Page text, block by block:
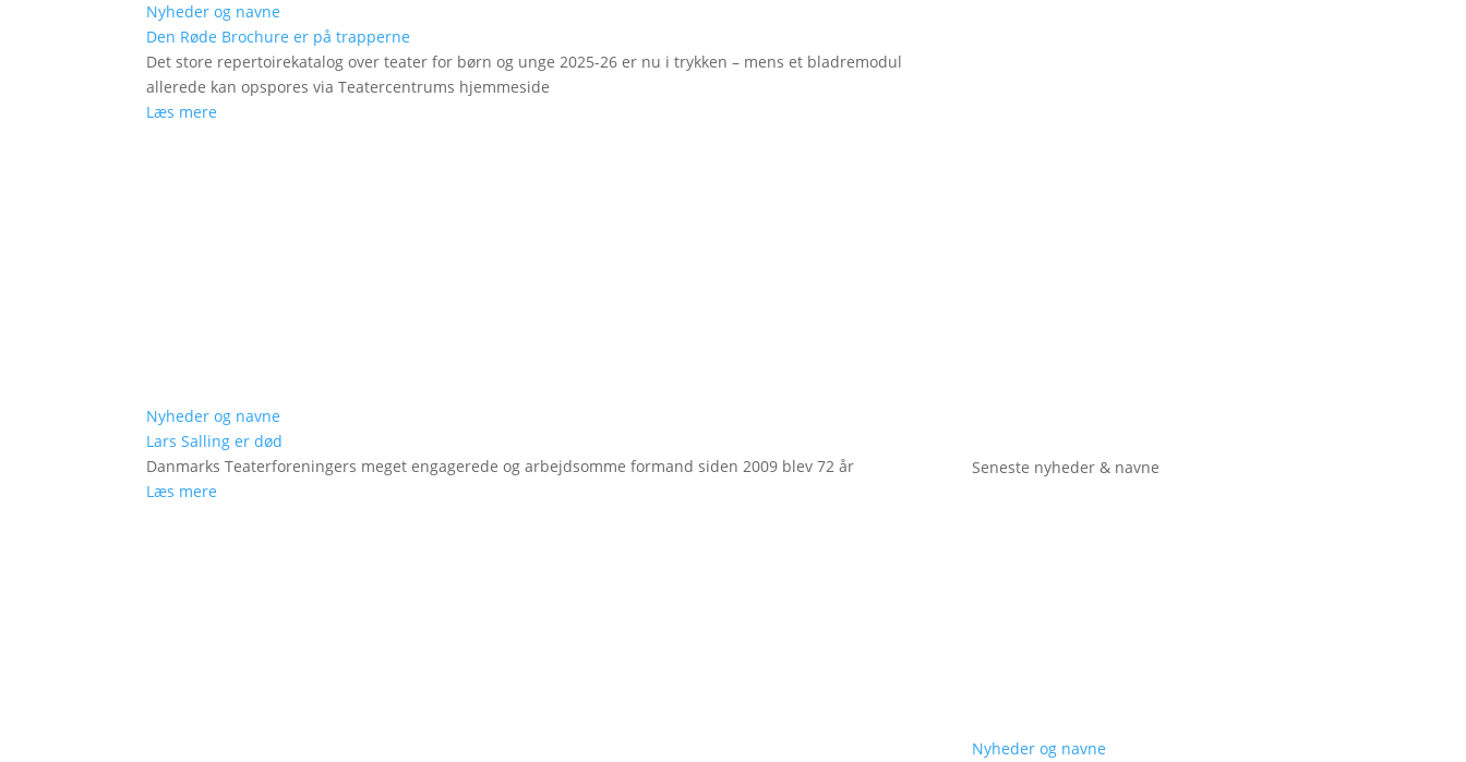
Nyheder og navne
Den Røde Brochure er på trapperne
Det store repertoirekatalog over teater for børn og unge 2025-26 er nu i trykken – mens et bladremodul
allerede kan opspores via Teatercentrums hjemmeside
Læs mere
Nyheder og navne
Lars Salling er død
Danmarks Teaterforeningers meget engagerede og arbejdsomme formand siden 2009 blev 72 år
Læs mere
Seneste nyheder & navne
Nyheder og navne